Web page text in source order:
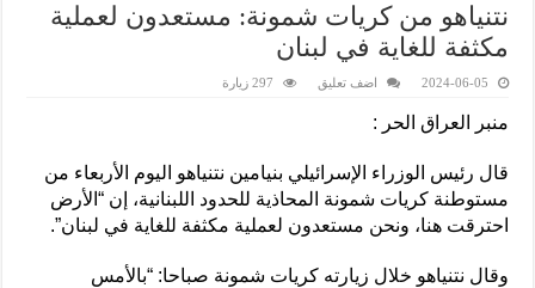
نتنياهو من كريات شمونة: مستعدون لعملية
مكثفة للغاية في لبنان
2024-06-05 اضف تعليق 297 زيارة
منبر العراق الحر :
قال رئيس الوزراء الإسرائيلي بنيامين نتنياهو اليوم الأربعاء من
مستوطنة كريات شمونة المحاذية للحدود اللبنانية، إن “الأرض
احترقت هنا، ونحن مستعدون لعملية مكثفة للغاية في لبنان”.
وقال نتنياهو خلال زيارته كريات شمونة صباحا: “بالأمس